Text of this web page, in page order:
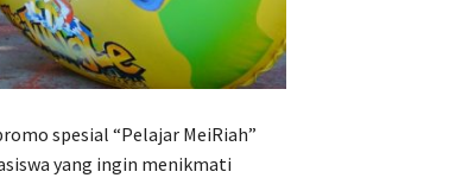
spesial “Pelajar MeiRiah”
yang ingin menikmati